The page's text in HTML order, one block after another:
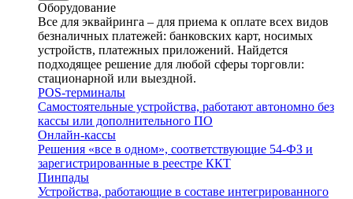
Оборудование
Все для эквайринга – для приема к оплате всех видов
безналичных платежей: банковских карт, носимых
устройств, платежных приложений. Найдется
подходящее решение для любой сферы торговли:
стационарной или выездной.
POS-терминалы
Самостоятельные устройства, работают автономно без
кассы или дополнительного ПО
Онлайн-кассы
Решения «все в одном», соответствующие 54-ФЗ и
зарегистрированные в реестре ККТ
Пинпады
Устройства, работающие в составе интегрированного